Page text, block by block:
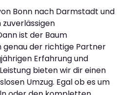
Bonn nach Darmstadt und
ist der Baum
genau der richtige Partner
Erfahrung und
bieten wir dir einen
Umzug. Egal ob es um